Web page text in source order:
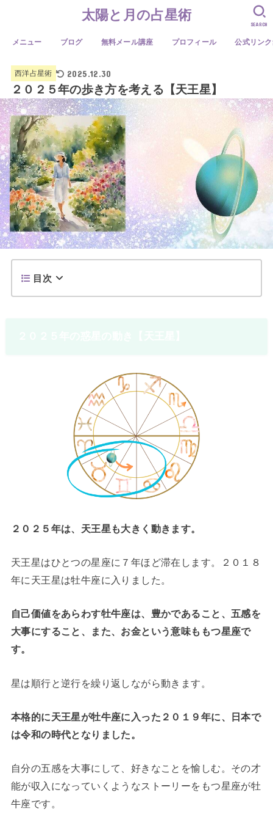
太陽と月の占星術
メニュー ブログ 無料メール講座 プロフィール 公式リン
SEARCH
西洋占星術 2025.12.30
２０２５年の歩き方を考える【天王星】
目次
２０２５年は、天王星も大きく動きます。
天王星はひとつの星座に７年ほど滞在します。２０１８
年に天王星は牡牛座に入りました。
自己価値をあらわす牡牛座は、豊かであること、五感を
大事にすること、また、お金という意味ももつ星座で
す。
星は順行と逆行を繰り返しながら動きます。
本格的に天王星が牡牛座に入った２０１９年に、日本で
は令和の時代となりました。
自分の五感を大事にして、好きなことを愉しむ。その才
能が収入になっていくようなストーリーをもつ星座が牡
牛座です。